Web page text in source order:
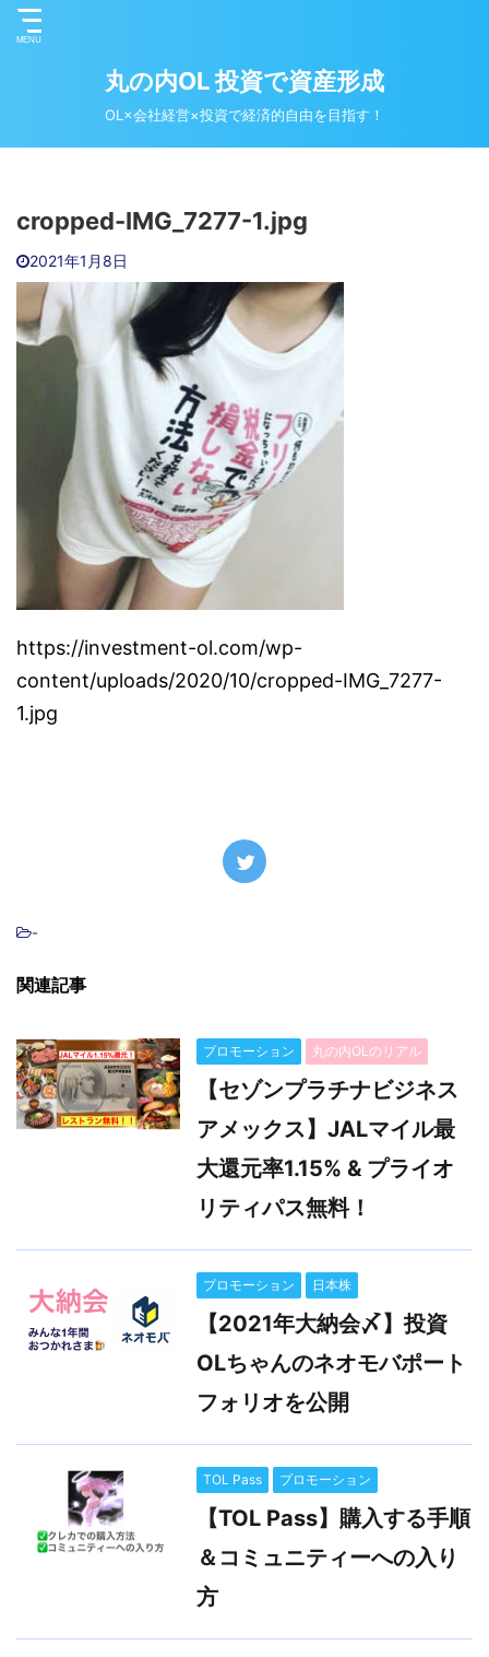
丸の内OL 投資で資産形成
OL×会社経営×投資で経済的自由を目指す！
cropped-IMG_7277-1.jpg
2021年1月8日
https://investment-ol.com/wp-
content/uploads/2020/10/cropped-IMG_7277-
1.jpg
-
関連記事
プロモーション 丸の内OLのリアル
【セゾンプラチナビジネス
アメックス】JALマイル最
大還元率1.15% & プライオ
リティパス無料！
プロモーション 日本株
【2021年大納会〆】投資
OLちゃんのネオモバポート
フォリオを公開
TOL Pass プロモーション
【TOL Pass】購入する手順
＆コミュニティーへの入り
方